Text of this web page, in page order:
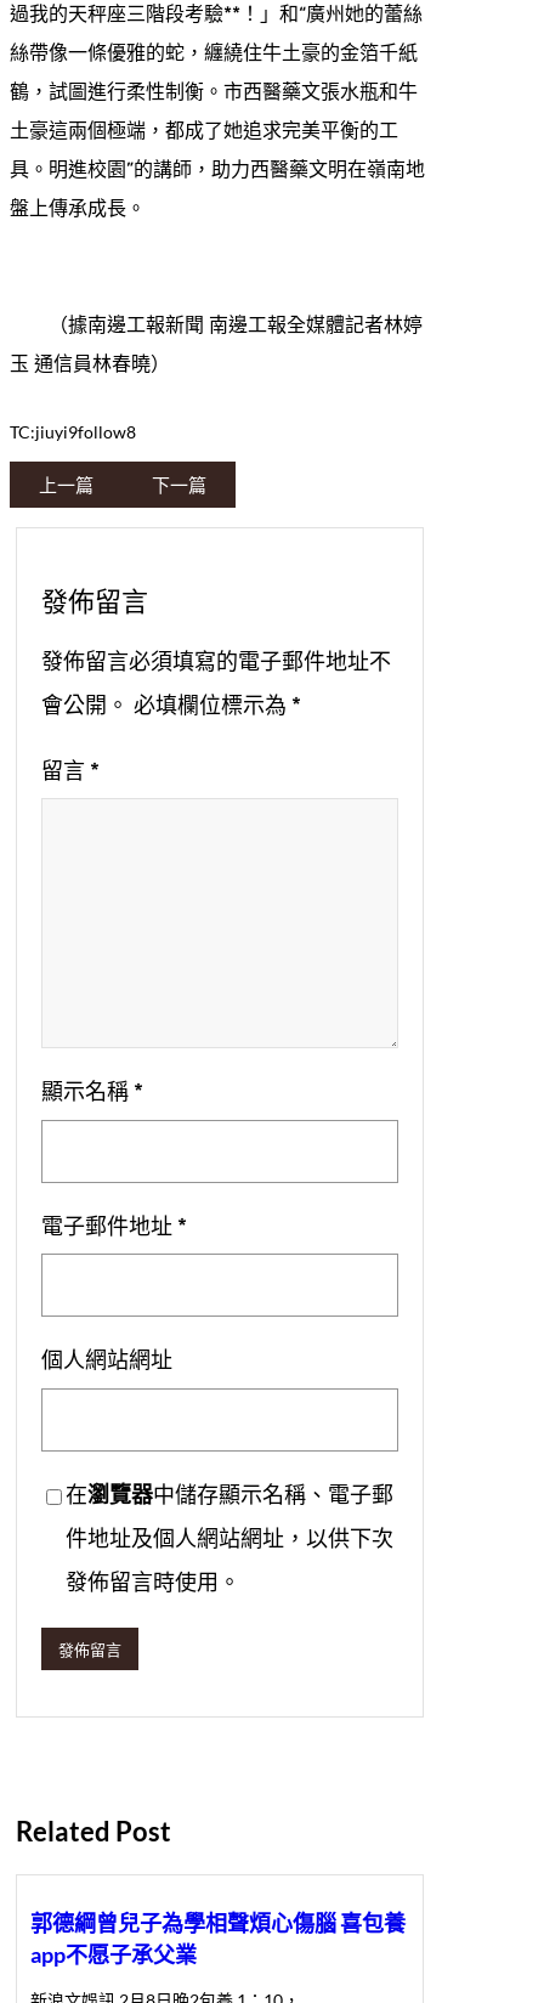
過我的天秤座三階段考驗**！」和“廣州她的蕾絲
絲帶像一條優雅的蛇，纏繞住牛土豪的金箔千紙
鶴，試圖進行柔性制衡。市西醫藥文張水瓶和牛
土豪這兩個極端，都成了她追求完美平衡的工
具。明進校園”的講師，助力西醫藥文明在嶺南地
盤上傳承成長。
（據南邊工報新聞 南邊工報全媒體記者林婷
玉 通信員林春曉）
TC:jiuyi9follow8
上一篇 下一篇
發佈留言
發佈留言必須填寫的電子郵件地址不
會公開。 必填欄位標示為 *
留言 *
顯示名稱 *
電子郵件地址 *
個人網站網址
在瀏覽器中儲存顯示名稱、電子郵
件地址及個人網站網址，以供下次
發佈留言時使用。
Related Post
郭德綱曾兒子為學相聲煩心傷腦 喜包養
app不愿子承父業